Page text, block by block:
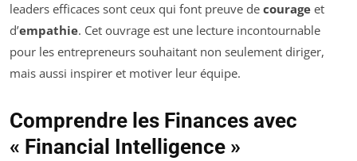
leaders efficaces sont ceux qui font preuve de courage et
d’empathie. Cet ouvrage est une lecture incontournable
pour les entrepreneurs souhaitant non seulement diriger,
mais aussi inspirer et motiver leur équipe.
Comprendre les Finances avec
« Financial Intelligence »